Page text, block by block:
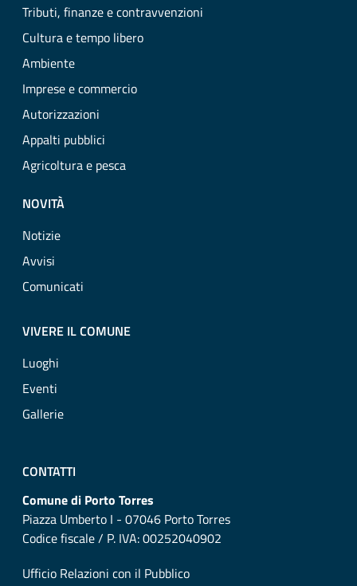
Tributi, finanze e contravvenzioni
Cultura e tempo libero
Ambiente
Imprese e commercio
Autorizzazioni
Appalti pubblici
Agricoltura e pesca
NOVITÀ
Notizie
Avvisi
Comunicati
VIVERE IL COMUNE
Luoghi
Eventi
Gallerie
CONTATTI
Comune di Porto Torres
Piazza Umberto I - 07046 Porto Torres
Codice fiscale / P. IVA: 00252040902
Ufficio Relazioni con il Pubblico